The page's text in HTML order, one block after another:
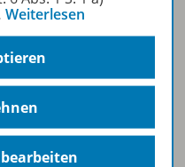
anmelden
Weiterlesen